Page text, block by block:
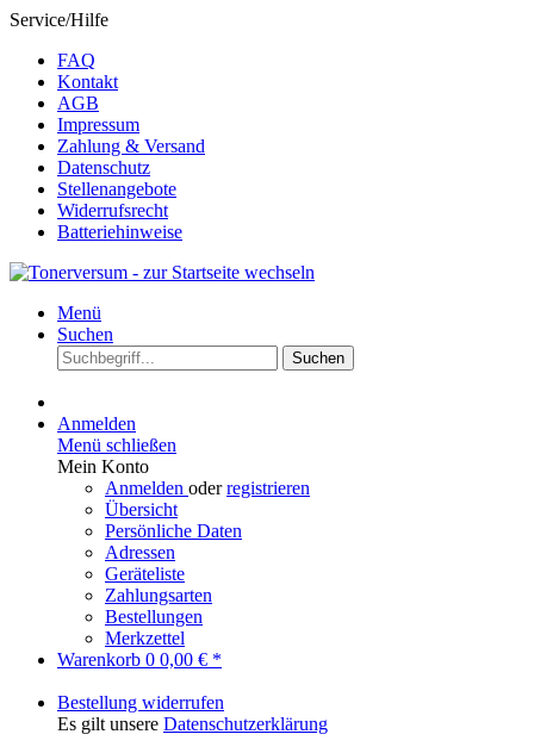
Service/Hilfe
FAQ
Kontakt
AGB
Impressum
Zahlung & Versand
Datenschutz
Stellenangebote
Widerrufsrecht
Batteriehinweise
Menü
Suchen
Suchen
Anmelden
Menü schließen
Mein Konto
Anmelden oderregistrieren
Übersicht
Persönliche Daten
Adressen
Geräteliste
Zahlungsarten
Bestellungen
Merkzettel
Warenkorb 0 0,00 € *
Bestellung widerrufen
Es gilt unsere Datenschutzerklärung